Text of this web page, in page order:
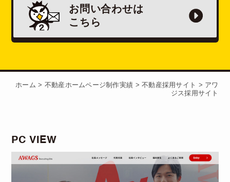
お問い合わせは
こちら
ホーム > 不動産ホームページ制作実績 >不動産採用サイト > アワ
ジス採用サイト
PC VIEW